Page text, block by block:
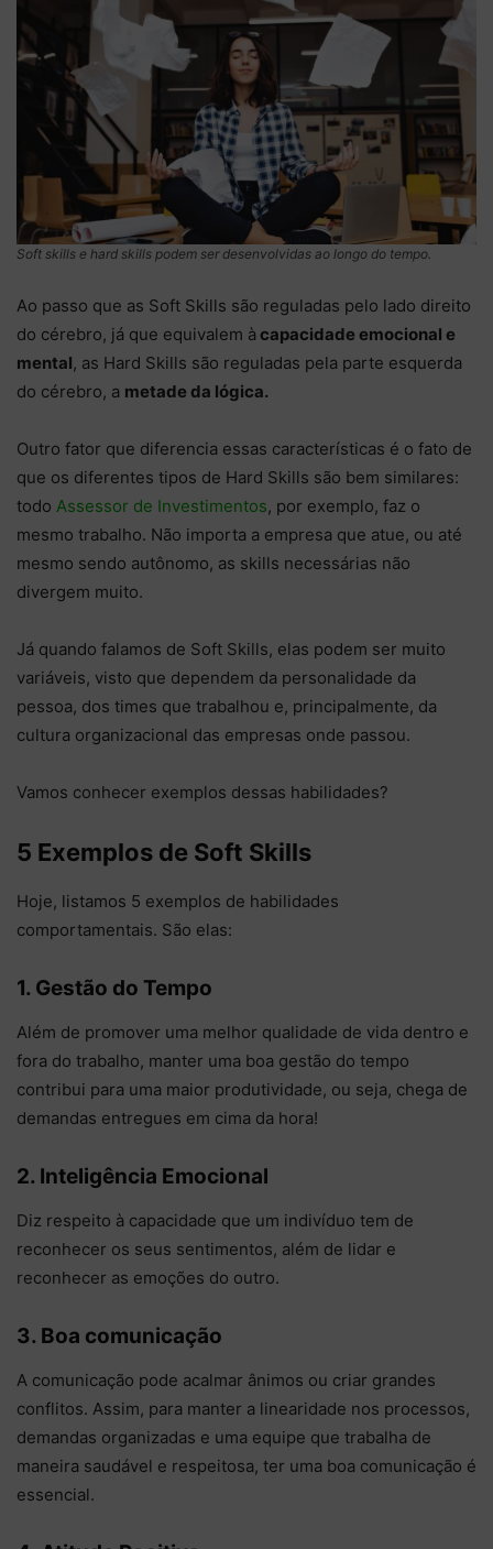
Soft skills e hard skills podem ser desenvolvidas ao longo do tempo.
Ao passo que as Soft Skills são reguladas pelo lado direito
do cérebro, já que equivalem à capacidade emocional e
mental, as Hard Skills são reguladas pela parte esquerda
do cérebro, a metade da lógica.
Outro fator que diferencia essas características é o fato de
que os diferentes tipos de Hard Skills são bem similares:
todo Assessor de Investimentos, por exemplo, faz o
mesmo trabalho. Não importa a empresa que atue, ou até
mesmo sendo autônomo, as skills necessárias não
divergem muito.
Já quando falamos de Soft Skills, elas podem ser muito
variáveis, visto que dependem da personalidade da
pessoa, dos times que trabalhou e, principalmente, da
cultura organizacional das empresas onde passou.
Vamos conhecer exemplos dessas habilidades?
5 Exemplos de Soft Skills
Hoje, listamos 5 exemplos de habilidades
comportamentais. São elas:
1. Gestão do Tempo
Além de promover uma melhor qualidade de vida dentro e
fora do trabalho, manter uma boa gestão do tempo
contribui para uma maior produtividade, ou seja, chega de
demandas entregues em cima da hora!
2. Inteligência Emocional
Diz respeito à capacidade que um indivíduo tem de
reconhecer os seus sentimentos, além de lidar e
reconhecer as emoções do outro.
3. Boa comunicação
A comunicação pode acalmar ânimos ou criar grandes
conflitos. Assim, para manter a linearidade nos processos,
demandas organizadas e uma equipe que trabalha de
maneira saudável e respeitosa, ter uma boa comunicação é
essencial.